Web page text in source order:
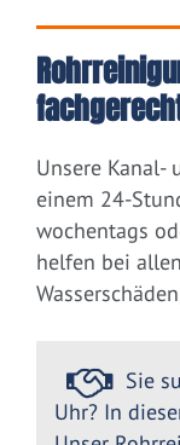
Unsere
einem 24-
wochentags
helfen bei
Sie
Uhr? In